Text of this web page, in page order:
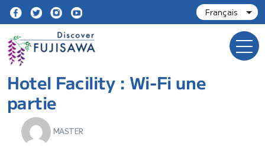
Hotel Facility : Wi-Fi une
partie
MASTER